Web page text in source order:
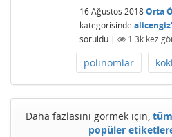
16 Ağustos 2018 Orta
kategorisinde
soruldu | 1.3kkez
polinomlar
Daha fazlasını görmek için,
popüler